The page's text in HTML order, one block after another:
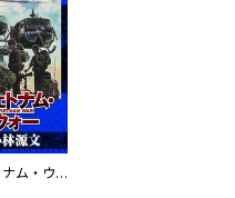
ヴェトナム・ウォー VIETNAM WAR